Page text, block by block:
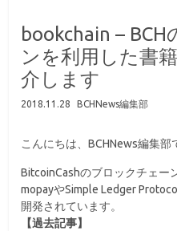
bookchain –
ンを利用した書
介します
2018.11.28 BCHNews編集部
こんにちは、BCHNews編集部
BitcoinCashのブロックチェー
mopayやSimple Ledger
開発されています。
【過去記事】